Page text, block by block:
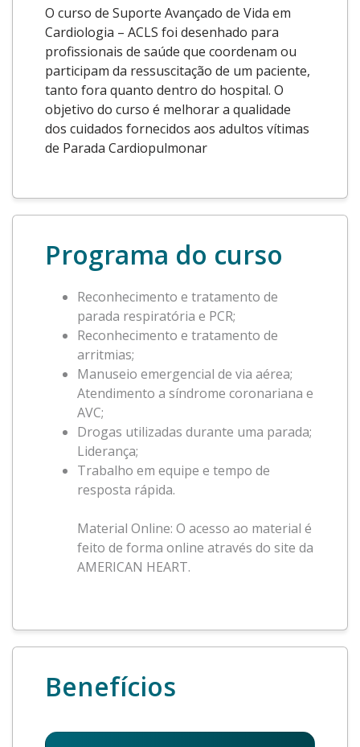
O curso de Suporte Avançado de Vida em
Cardiologia – ACLS foi desenhado para
profissionais de saúde que coordenam ou
participam da ressuscitação de um paciente,
tanto fora quanto dentro do hospital. O
objetivo do curso é melhorar a qualidade
dos cuidados fornecidos aos adultos vítimas
de Parada Cardiopulmonar
Programa do curso
Reconhecimento e tratamento de
parada respiratória e PCR;
Reconhecimento e tratamento de
arritmias;
Manuseio emergencial de via aérea;
Atendimento a síndrome coronariana e
AVC;
Drogas utilizadas durante uma parada;
Liderança;
Trabalho em equipe e tempo de
resposta rápida.
Material Online: O acesso ao material é
feito de forma online através do site da
AMERICAN HEART.
Benefícios